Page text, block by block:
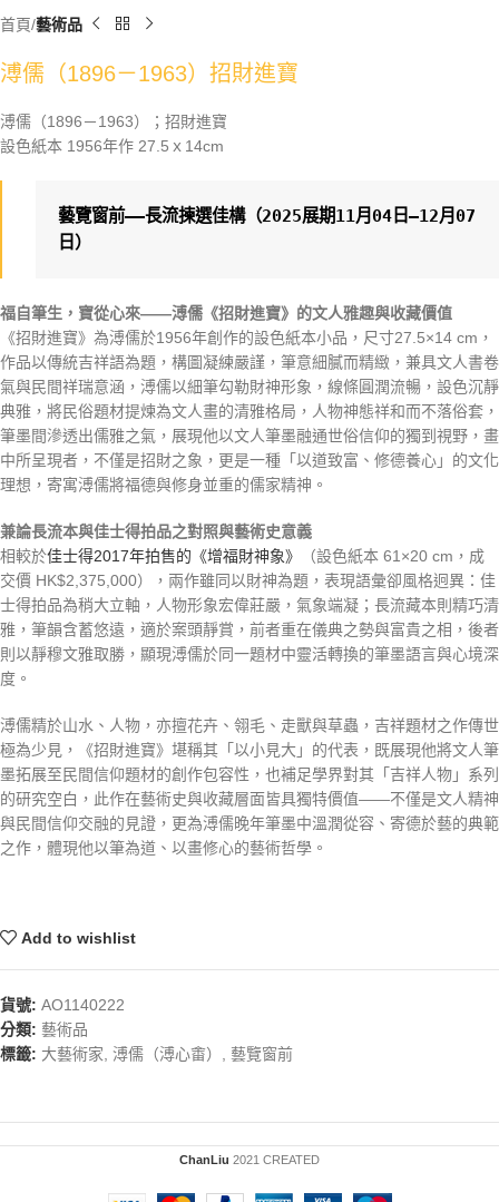
首頁 藝術品
溥儒（1896－1963）招財進寶
溥儒（1896－1963）；招財進寶
設色紙本 1956年作 27.5ｘ14cm
藝覽窗前——長流揀選佳構（2025展期11月04日—12月07
日）
福自筆生，寶從心來——溥儒《招財進寶》的文人雅趣與收藏價值
《招財進寶》為溥儒於1956年創作的設色紙本小品，尺寸27.5×14 cm，
作品以傳統吉祥語為題，構圖凝練嚴謹，筆意細膩而精緻，兼具文人書卷
氣與民間祥瑞意涵，溥儒以細筆勾勒財神形象，線條圓潤流暢，設色沉靜
典雅，將民俗題材提煉為文人畫的清雅格局，人物神態祥和而不落俗套，
筆墨間滲透出儒雅之氣，展現他以文人筆墨融通世俗信仰的獨到視野，畫
中所呈現者，不僅是招財之象，更是一種「以道致富、修德養心」的文化
理想，寄寓溥儒將福德與修身並重的儒家精神。
兼論長流本與佳士得拍品之對照與藝術史意義
相較於佳士得2017年拍售的《增福財神象》
（設色紙本 61×20 cm，成
交價 HK$2,375,000），兩作雖同以財神為題，表現語彙卻風格迥異：佳
士得拍品為稍大立軸，人物形象宏偉莊嚴，氣象端凝；長流藏本則精巧清
雅，筆韻含蓄悠遠，適於案頭靜賞，前者重在儀典之勢與富貴之相，後者
則以靜穆文雅取勝，顯現溥儒於同一題材中靈活轉換的筆墨語言與心境深
度。
溥儒精於山水、人物，亦擅花卉、翎毛、走獸與草蟲，吉祥題材之作傳世
極為少見，《招財進寶》堪稱其「以小見大」的代表，既展現他將文人筆
墨拓展至民間信仰題材的創作包容性，也補足學界對其「吉祥人物」系列
的研究空白，此作在藝術史與收藏層面皆具獨特價值——不僅是文人精神
與民間信仰交融的見證，更為溥儒晚年筆墨中溫潤從容、寄德於藝的典範
之作，體現他以筆為道、以畫修心的藝術哲學。
Add to wishlist
貨號: AO1140222
分類: 藝術品
標籤: 大藝術家 溥儒（溥心畬） 藝覽窗前
ChanLiu 2021 CREATED